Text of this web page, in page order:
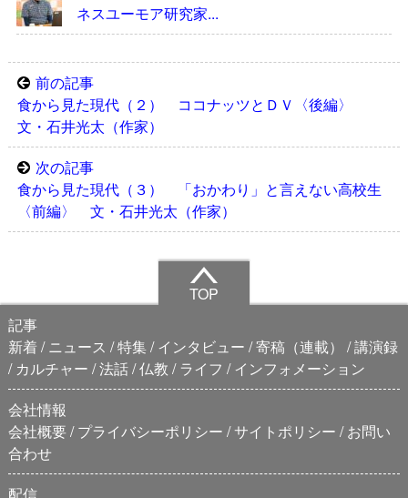
ネスユーモア研究家...
前の記事
食から見た現代（２） ココナッツとＤＶ〈後編〉
文・石井光太（作家）
次の記事
食から見た現代（３） 「おかわり」と言えない高校生
〈前編〉 文・石井光太（作家）
TOP
記事
新着
ニュース 特集 インタビュー 寄稿（連載）
講演録
カルチャー 法話 仏教 ライフ
インフォメーション
会社情報
会社概要 プライバシーポリシー サイトポリシー
お問い
合わせ
配信